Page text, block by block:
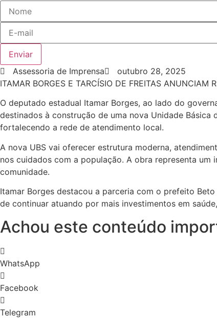
Enviar
Assessoria de Imprensa
outubro 28, 2025
ITAMAR BORGES E TARCÍSIO DE FREITAS
O deputado estadual Itamar Borges, ao lado do
destinados à construção de uma nova Unidade
fortalecendo a rede de atendimento local.
A nova UBS vai oferecer estrutura moderna,
nos cuidados com a população. A obra representa
comunidade.
Itamar Borges destacou a parceria com o prefeito
de continuar atuando por mais investimentos em
Achou este conteúdo
WhatsApp
Facebook
Telegram